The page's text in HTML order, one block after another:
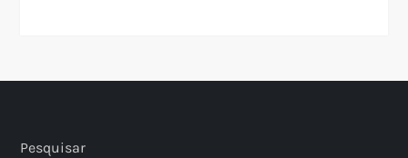
Pesquisar